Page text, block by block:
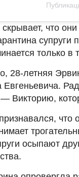
что
супруги
только в
28-летняя
Евгеньевича.
Викторию,
что
осыпают